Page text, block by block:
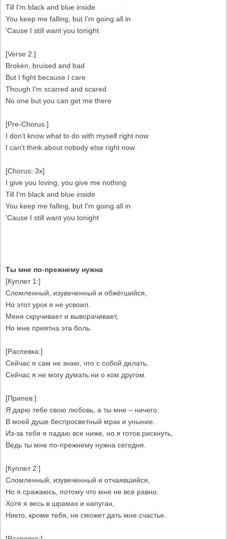
Till I'm black and blue inside
You keep me falling, but I'm going all in
'Cause I still want you tonight
[Verse 2:]
Broken, bruised and bad
But I fight because I care
Though I'm scarred and scared
No one but you can get me there
[Pre-Chorus:]
I don't know what to do with myself right now
I can't think about nobody else right now
[Chorus: 3x]
I give you loving, you give me nothing
Till I'm black and blue inside
You keep me falling, but I'm going all in
'Cause I still want you tonight
Ты мне по-прежнему нужна
[Куплет 1:]
Сломленный, изувеченный и обжёгшийся,
Но этот урок я не усвоил.
Меня скручивает и выворачивает,
Но мне приятна эта боль.
[Распевка:]
Сейчас я сам не знаю, что с собой делать.
Сейчас я не могу думать ни о ком другом.
[Припев:]
Я дарю тебе свою любовь, а ты мне – ничего.
В моей душе беспросветный мрак и уныние.
Из-за тебя я падаю все ниже, но я готов рискнуть,
Ведь ты мне по-прежнему нужна сегодня.
[Куплет 2:]
Сломленный, изувеченный и отчаявшийся,
Но я сражаюсь, потому что мне не все равно.
Хотя я весь в шрамах и напуган,
Никто, кроме тебя, не сможет дать мне счастье.